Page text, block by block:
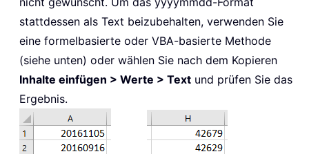
stattdessen als Text beizubehalten, verwenden Sie
eine formelbasierte oder VBA-basierte Methode
(siehe unten) oder wählen Sie nach dem Kopieren
Inhalte einfügen > Werte > Text und prüfen Sie das
Ergebnis.